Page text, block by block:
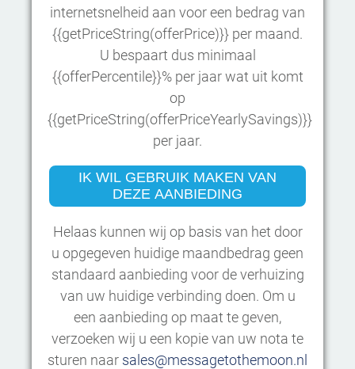
internetsnelheid aan voor een bedrag van
{{getPriceString(offerPrice)}} per maand.
U bespaart dus minimaal
{{offerPercentile}}% per jaar wat uit komt
op
{{getPriceString(offerPriceYearlySavings)}}
per jaar.
IK WIL GEBRUIK MAKEN VAN
DEZE AANBIEDING
Helaas kunnen wij op basis van het door
u opgegeven huidige maandbedrag geen
standaard aanbieding voor de verhuizing
van uw huidige verbinding doen. Om u
een aanbieding op maat te geven,
verzoeken wij u een kopie van uw nota te
sturen naar sales@messagetothemoon.nl